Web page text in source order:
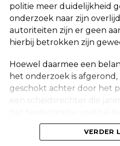
politie meer duidelijkheid
onderzoek naar zijn
autoriteiten zijn er geen
hierbij betrokken zijn
Hoewel daarmee een
het onderzoek is
geschokt achter door het
een scheidsrechter die
Onderzoek naVERDER